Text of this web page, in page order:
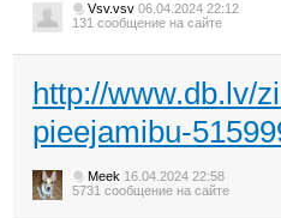
Vsv.vsv 06.04.2024 22:12
131 сообщение на сайте
http://www.db.lv/
pieejamibu-
Meek 16.04.2024 22:58
5731 сообщение на сайте